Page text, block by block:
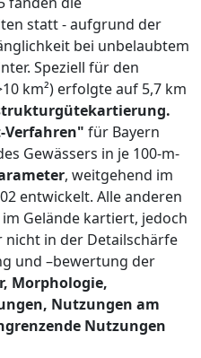
statt - aufgrund der
bei unbelaubtem
Speziell für den
km²) erfolgte auf 5,7 km
für Bayern
Gewässers in je 100-m-
, weitgehend im
entwickelt. Alle anderen
Gelände kartiert, jedoch
in der Detailschärfe
und –bewertung der
Morphologie,
Nutzungen am
Nutzungen